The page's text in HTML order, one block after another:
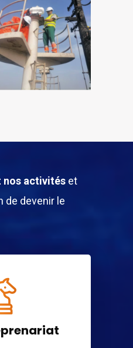
nos activitéset
de devenir le